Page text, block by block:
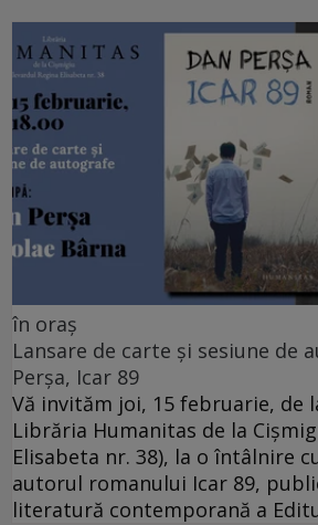
în oraș
Lansare de carte și sesiune de
Perșa, Icar 89
Vă invităm joi, 15 februarie, de
Librăria Humanitas de la
Elisabeta nr. 38), la o întâlnire
autorul romanului Icar 89,
literatură contemporană a